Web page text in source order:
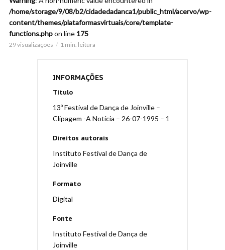
/home/storage/9/08/b2/cidadedadanca1/public_html/acervo/wp-
content/themes/plataformasvirtuais/core/template-
functions.phpon line 175
29 visualizações 1 min. leitura
INFORMAÇÕES
Título
13º Festival de Dança de Joinville –
Clipagem -A Notícia – 26-07-1995 – 1
Direitos autorais
Instituto Festival de Dança de
Joinville
Formato
Digital
Fonte
Instituto Festival de Dança de
Joinville